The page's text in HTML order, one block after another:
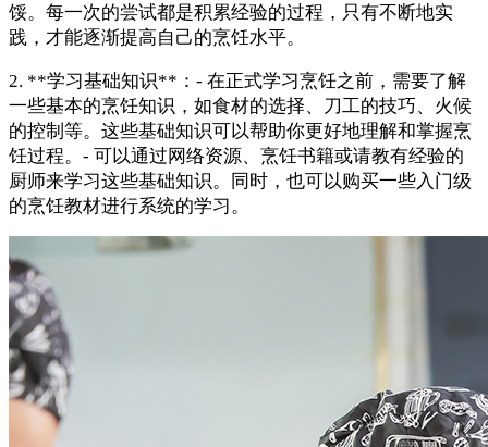
馁。每一次的尝试都是积累经验的过程，只有不断地实
践，才能逐渐提高自己的烹饪水平。
2. **学习基础知识**：- 在正式学习烹饪之前，需要了解
一些基本的烹饪知识，如食材的选择、刀工的技巧、火候
的控制等。这些基础知识可以帮助你更好地理解和掌握烹
饪过程。- 可以通过网络资源、烹饪书籍或请教有经验的
厨师来学习这些基础知识。同时，也可以购买一些入门级
的烹饪教材进行系统的学习。